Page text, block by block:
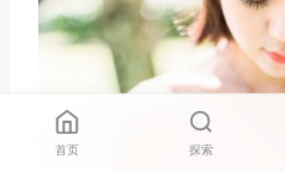
首页 探索